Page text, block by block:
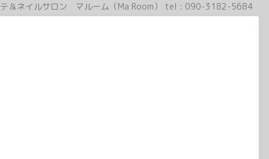
＆ネイルサロン マルーム（Ma Room） tel : 090-3182-5684